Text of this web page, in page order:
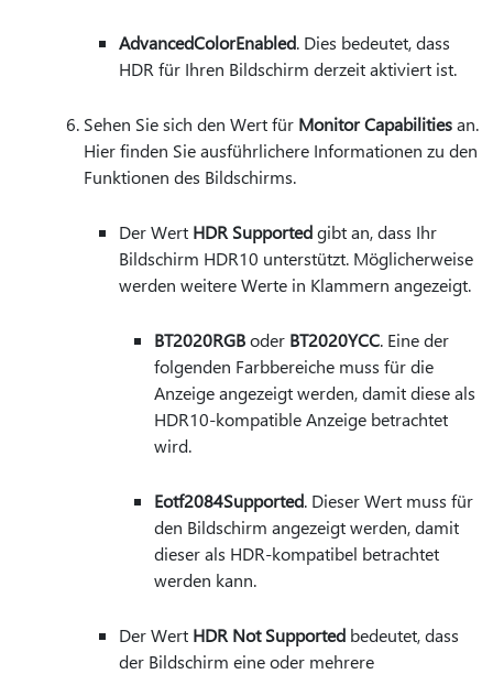
AdvancedColorEnabled. Dies bedeutet, dass
HDR für Ihren Bildschirm derzeit aktiviert ist.
Sehen Sie sich den Wert für Monitor Capabilitiesan.
Hier finden Sie ausführlichere Informationen zu den
Funktionen des Bildschirms.
Der Wert HDR Supportedgibt an, dass Ihr
Bildschirm HDR10 unterstützt. Möglicherweise
werden weitere Werte in Klammern angezeigt.
BT2020RGBoder BT2020YCC. Eine der
folgenden Farbbereiche muss für die
Anzeige angezeigt werden, damit diese als
HDR10-kompatible Anzeige betrachtet
wird.
Eotf2084Supported. Dieser Wert muss für
den Bildschirm angezeigt werden, damit
dieser als HDR-kompatibel betrachtet
werden kann.
Der Wert HDR Not Supported bedeutet, dass
der Bildschirm eine oder mehrere